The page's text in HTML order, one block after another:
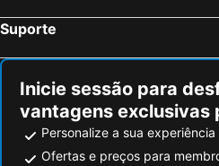
Suporte
Inicie sessão para
vantagens exclusivas
Personalize a sua experiência
Ofertas e preços para